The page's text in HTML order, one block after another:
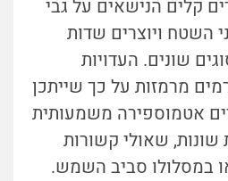
קלים הנישאים על גבי
השטח ויוצרים שדות
שונים. העדויות
מרמזות על כך שייתכן
אטמוספירה משמעותית
שאולי קשורות
במסלולו סביב השמש.